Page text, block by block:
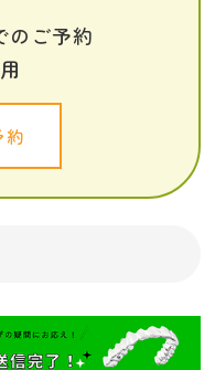
のご予約
約